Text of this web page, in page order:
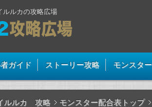
ルルカの攻略広場
ガイド ストーリー攻略 モンスタ
ルルカ 攻略 モンスター配合表トップ